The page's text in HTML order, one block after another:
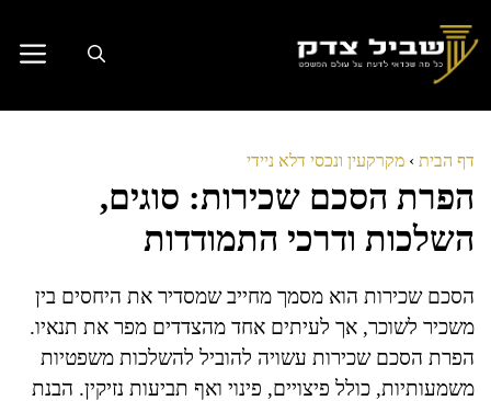
לתוכן
דף הבית › מקרקעין ונכסי דלא ניידי
הפרת הסכם שכירות: סוגים,
השלכות ודרכי התמודדות
הסכם שכירות הוא מסמך מחייב שמסדיר את היחסים בין
משכיר לשוכר, אך לעיתים אחד מהצדדים מפר את תנאיו.
הפרת הסכם שכירות עשויה להוביל להשלכות משפטיות
משמעותיות, כולל פיצויים, פינוי ואף תביעות נזיקין. הבנת